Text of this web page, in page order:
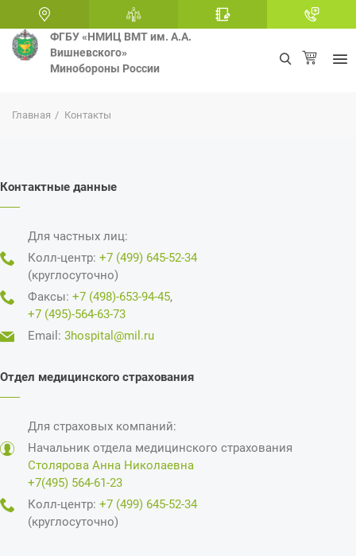
ФГБУ «НМИЦ ВМТ им. А.А.
Вишневского»
Минобороны России
Главная Контакты
Контактные данные
Для частных лиц:
Колл-центр: +7 (499) 645-52-34
(круглосуточно)
Факсы: +7 (498)-653-94-45,
+7 (495)-564-63-73
Email: 3hospital@mil.ru
Отдел медицинского страхования
Для страховых компаний:
Начальник отдела медицинского страхования
Столярова Анна Николаевна
+7(495) 564-61-23
Колл-центр: +7 (499) 645-52-34
(круглосуточно)